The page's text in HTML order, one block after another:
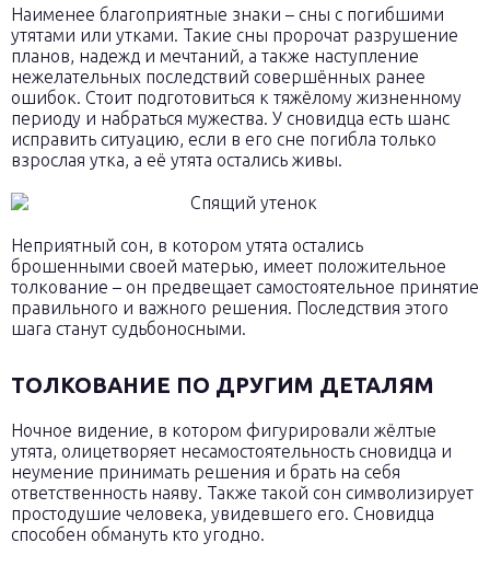
Наименее благоприятные знаки – сны с погибшими
утятами или утками. Такие сны пророчат разрушение
планов, надежд и мечтаний, а также наступление
нежелательных последствий совершённых ранее
ошибок. Стоит подготовиться к тяжёлому жизненному
периоду и набраться мужества. У сновидца есть шанс
исправить ситуацию, если в его сне погибла только
взрослая утка, а её утята остались живы.
Неприятный сон, в котором утята остались
брошенными своей матерью, имеет положительное
толкование – он предвещает самостоятельное принятие
правильного и важного решения. Последствия этого
шага станут судьбоносными.
ТОЛКОВАНИЕ ПО ДРУГИМ ДЕТАЛЯМ
Ночное видение, в котором фигурировали жёлтые
утята, олицетворяет несамостоятельность сновидца и
неумение принимать решения и брать на себя
ответственность наяву. Также такой сон символизирует
простодушие человека, увидевшего его. Сновидца
способен обмануть кто угодно.